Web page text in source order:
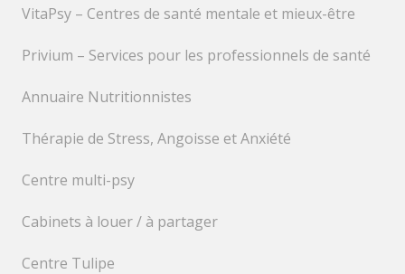
VitaPsy – Centres de santé mentale et mieux-être
Privium – Services pour les professionnels de santé
Annuaire Nutritionnistes
Thérapie de Stress, Angoisse et Anxiété
Centre multi-psy
Cabinets à louer / à partager
Centre Tulipe